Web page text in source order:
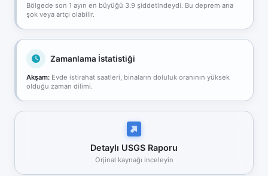
Bölgede son 1 ayın en büyüğü 3.9 şiddetindeydi. Bu deprem ana
şok veya artçı olabilir.
Zamanlama İstatistiği
Akşam: Evde istirahat saatleri, binaların doluluk oranının yüksek
olduğu zaman dilimi.
Detaylı USGS Raporu
Orjinal kaynağı inceleyin